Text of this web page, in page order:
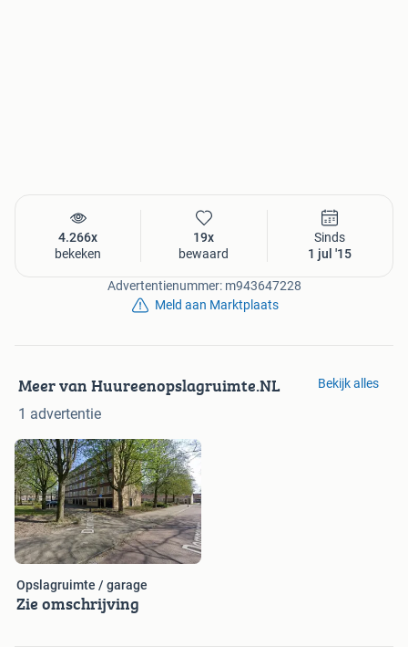
4.266x
bekeken
19x
bewaard
Sinds
1 jul '15
Advertentienummer: m943647228
Meld aan Marktplaats
Meer van Huureenopslagruimte.NL
1 advertentie
Bekijk alles
Opslagruimte / garage
Zie omschrijving